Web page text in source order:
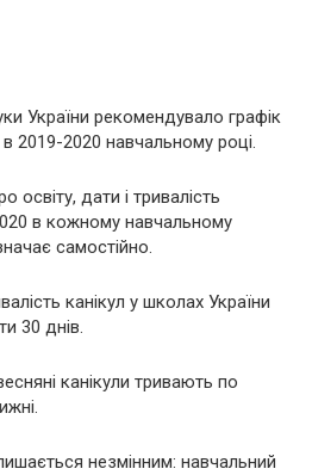
України рекомендувало графік
2019-2020 навчальному році.
освіту, дати і тривалість
в кожному навчальному
самостійно.
канікул у школах України
30 днів.
канікули тривають по
незмінним: навчальний